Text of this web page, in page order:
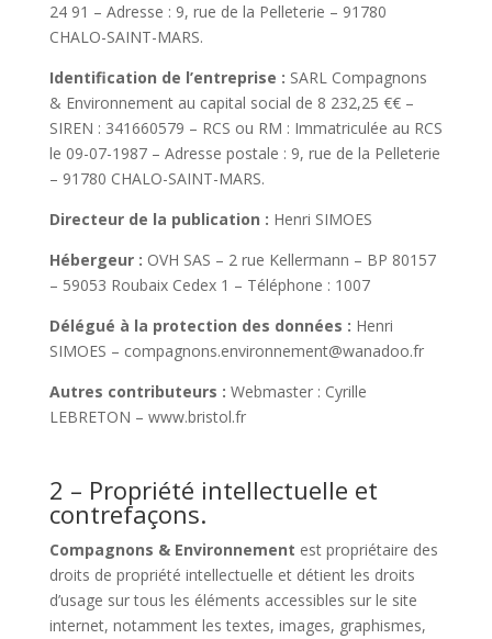
24 91 – Adresse : 9, rue de la Pelleterie – 91780
CHALO-SAINT-MARS.
Identification de l’entreprise : SARL Compagnons
& Environnement au capital social de 8 232,25 €€ –
SIREN : 341660579 – RCS ou RM : Immatriculée au RCS
le 09-07-1987 – Adresse postale : 9, rue de la Pelleterie
– 91780 CHALO-SAINT-MARS.
Directeur de la publication : Henri SIMOES
Hébergeur : OVH SAS – 2 rue Kellermann – BP 80157
– 59053 Roubaix Cedex 1 – Téléphone : 1007
Délégué à la protection des données : Henri
SIMOES – compagnons.environnement@wanadoo.fr
Autres contributeurs : Webmaster : Cyrille
LEBRETON – www.bristol.fr
2 – Propriété intellectuelle et
contrefaçons.
Compagnons & Environnement est propriétaire des
droits de propriété intellectuelle et détient les droits
d’usage sur tous les éléments accessibles sur le site
internet, notamment les textes, images, graphismes,